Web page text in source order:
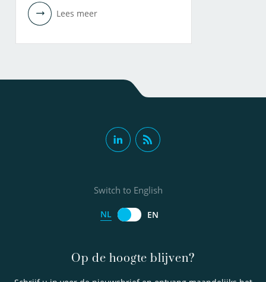
Lees meer
Op de hoogte blijven?
Switch to English
NL EN